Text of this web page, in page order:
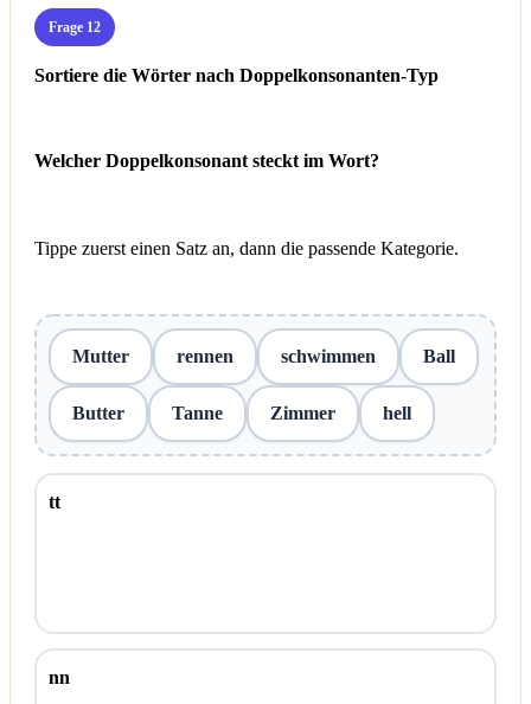
Frage 12
Sortiere die Wörter nach Doppelkonsonanten-Typ
Welcher Doppelkonsonant steckt im Wort?
Tippe zuerst einen Satz an, dann die passende Kategorie.
Mutter rennen schwimmen Ball
Butter Tanne Zimmer hell
tt
nn